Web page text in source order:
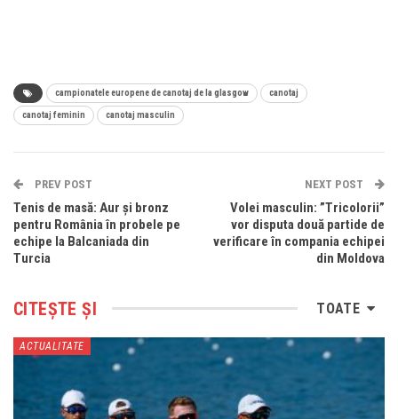
campionatele europene de canotaj de la glasgow canotaj
canotaj feminin canotaj masculin
PREV POST
Tenis de masă: Aur și bronz
pentru România în probele pe
echipe la Balcaniada din
Turcia
NEXT POST
Volei masculin: ”Tricolorii”
vor disputa două partide de
verificare în compania echipei
din Moldova
TOATE
CITEȘTE ȘI
ACTUALITATE